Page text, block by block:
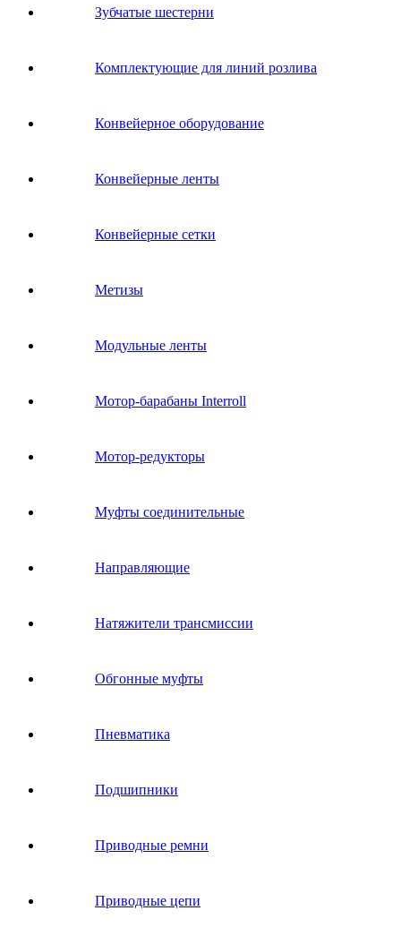
Зубчатые шестерни
Комплектующие для линий розлива
Конвейерное оборудование
Конвейерные ленты
Конвейерные сетки
Метизы
Модульные ленты
Мотор-барабаны Interroll
Мотор-редукторы
Муфты соединительные
Направляющие
Натяжители трансмиссии
Обгонные муфты
Пневматика
Подшипники
Приводные ремни
Приводные цепи